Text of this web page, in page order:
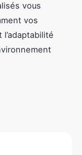
vous
vos